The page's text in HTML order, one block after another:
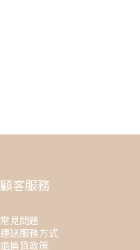
顧客服務
常見問題
運送服務方式
退換貨政策